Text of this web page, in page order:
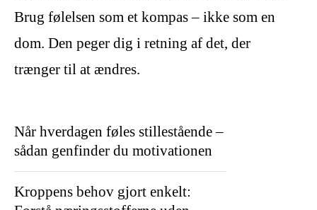
Brug følelsen som et kompas – ikke som en
dom. Den peger dig i retning af det, der
trænger til at ændres.
Når hverdagen føles stillestående –
sådan genfinder du motivationen
Kroppens behov gjort enkelt: